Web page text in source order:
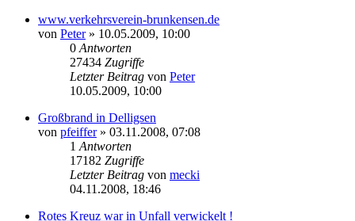
www.verkehrsverein-brunkensen.de
von Peter» 10.05.2009, 10:00
0 Antworten
27434 Zugriffe
Letzter Beitrag von Peter
10.05.2009, 10:00
Großbrand in Delligsen
von pfeiffer» 03.11.2008, 07:08
1 Antworten
17182 Zugriffe
Letzter Beitrag von mecki
04.11.2008, 18:46
Rotes Kreuz war in Unfall verwickelt !